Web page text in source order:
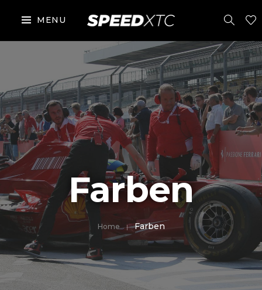
MENU
Farben
Home Farben